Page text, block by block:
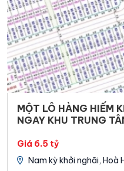
MỘT LÔ HÀNG HIẾM
NGAY KHU TRUNG
Giá 6.5 tỷ
Nam kỳ khởi nghãi, Hoà